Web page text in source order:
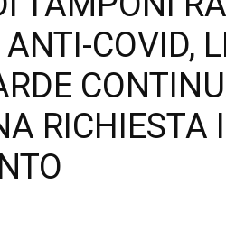
COVID,
RICHIESTA